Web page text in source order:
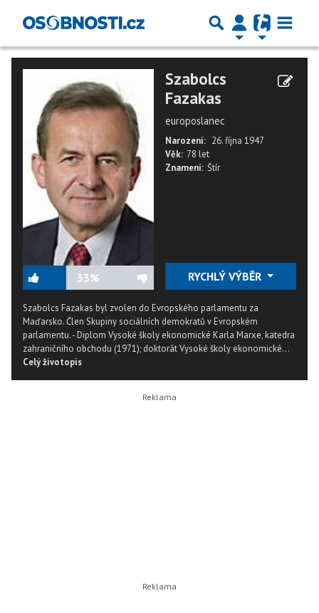
33%
Szabolcs
Fazakas
europoslanec
Narození: 26. října 1947
Věk: 78 let
Znamení: Štír
RYCHLÝ VÝBĚR
Szabolcs Fazakas byl zvolen do Evropského parlamentu za
Maďarsko. Člen Skupiny sociálních demokratů v Evropském
parlamentu. - Diplom Vysoké školy ekonomické Karla Marxe, katedra
zahraničního obchodu (1971); doktorát Vysoké školy ekonomické...
Celý životopis